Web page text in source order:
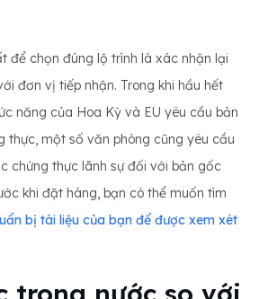
để chọn đúng lộ trình là xác nhận lại
đơn vị tiếp nhận. Trong khi hầu hết
năng của Hoa Kỳ và EU yêu cầu bản
thực, một số văn phòng cũng yêu cầu
chứng thực lãnh sự đối với bản gốc
khi đặt hàng, bạn có thể muốn tìm
bị tài liệu của bạn để được xem xét